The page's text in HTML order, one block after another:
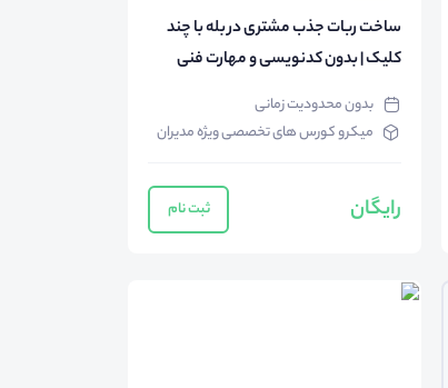
ساخت ربات جذب مشتری در بله با چند
کلیک | بدون کدنویسی و مهارت فنی
بدون محدودیت زمانی
میکرو کورس های تخصصی ویژه مدیران
رایگان ثبت نام